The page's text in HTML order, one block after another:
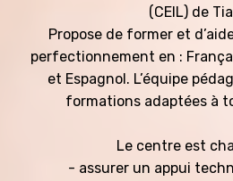
(CEIL) de
Propose de former et
perfectionnement en :
et Espagnol. L’équipe
formations adaptées à
Le centre est
- assurer un appui